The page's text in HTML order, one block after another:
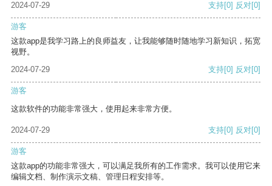
2024-07-29
支持[0] 反对[0]
游客
这款app是我学习路上的良师益友，让我能够随时随地学习新知识，拓宽
视野。
2024-07-29
支持[0] 反对[0]
游客
这款软件的功能非常强大，使用起来非常方便。
2024-07-29 支持[0] 反对[0]
游客
这款app的功能非常强大，可以满足我所有的工作需求。我可以使用它来
编辑文档、制作演示文稿、管理日程安排等。